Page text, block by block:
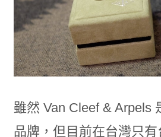
雖然 Van Cleef & Arpels
品牌，但目前在台灣只有